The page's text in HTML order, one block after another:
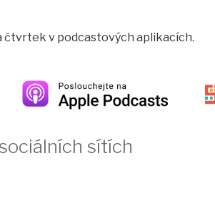
čtvrtek v podcastových aplikacích.
sítích